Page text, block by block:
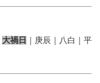
大禍日
｜庚辰｜八白｜平